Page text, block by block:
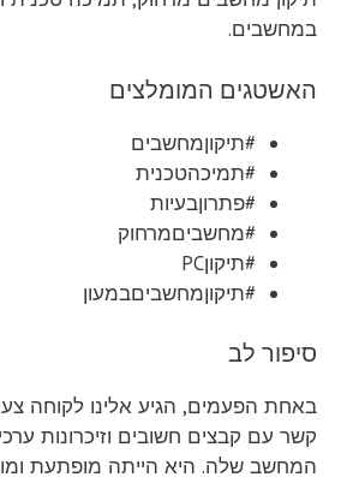
במחשבים.
האשטגים המומלצים
#תיקוןמחשבים
#תמיכהטכנית
#פתרוןבעיות
#מחשביםמרחוק
#תיקוןPC
#תיקוןמחשביםבמעון
סיפור לב
באחת הפעמים, הגיע אלינו לקוחה
קשר עם קבצים חשובים וזיכרונות
המחשב שלה. היא הייתה מופתעת